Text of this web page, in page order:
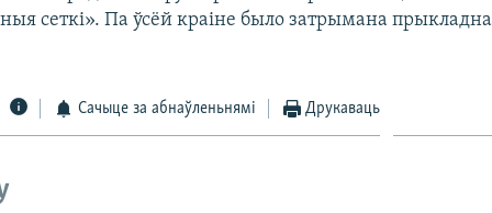
сеткі». Па ўсёй краіне было затрымана прыкладна
Сачыце за абнаўленьнямі Друкаваць